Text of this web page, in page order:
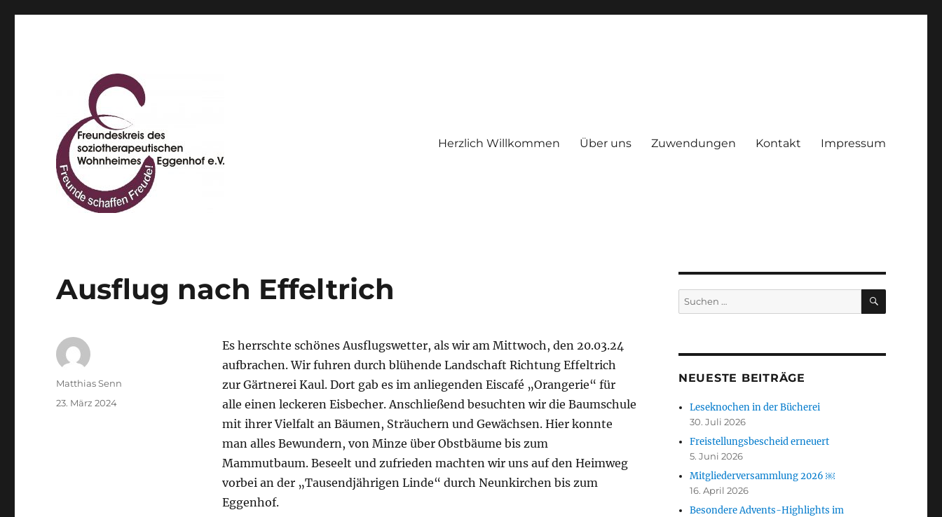
Herzlich Willkommen Über uns Zuwendungen Kontakt Impressum
Ausflug nach Effeltrich
Es herrschte schönes Ausflugswetter, als wir am Mittwoch, den 20.03.24
aufbrachen. Wir fuhren durch blühende Landschaft Richtung Effeltrich
zur Gärtnerei Kaul. Dort gab es im anliegenden Eiscafé „Orangerie“ für
alle einen leckeren Eisbecher. Anschließend besuchten wir die Baumschule
mit ihrer Vielfalt an Bäumen, Sträuchern und Gewächsen. Hier konnte
man alles Bewundern, von Minze über Obstbäume bis zum
Mammutbaum. Beseelt und zufrieden machten wir uns auf den Heimweg
vorbei an der „Tausendjährigen Linde“ durch Neunkirchen bis zum
Eggenhof.
Autor
Matthias Senn
Veröffentlicht
23. März 2024
Suchen
nach:
SUCHEN
NEUESTE BEITRÄGE
Leseknochen in der Bücherei
30. Juli 2026
Freistellungsbescheid erneuert
5. Juni 2026
Mitgliederversammlung 2026 ￼
16. April 2026
Besondere Advents-Highlights im